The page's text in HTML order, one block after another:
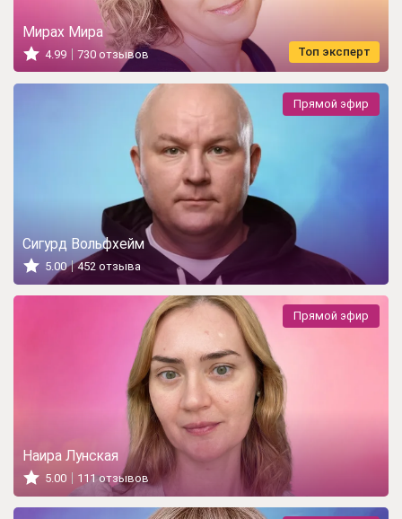
Топ эксперт
Мирах Мира
4.99 730 отзывов
Прямой эфир
Сигурд Вольфхейм
5.00 452 отзыва
Прямой эфир
Наира Лунская
5.00 111 отзывов